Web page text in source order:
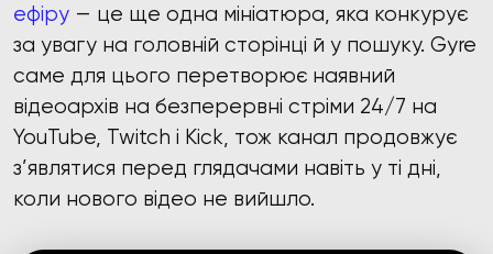
ефіру — це ще одна мініатюра, яка конкурує
за увагу на головній сторінці й у пошуку. Gyre
саме для цього перетворює наявний
відеоархів на безперервні стріми 24/7 на
YouTube, Twitch і Kick, тож канал продовжує
з’являтися перед глядачами навіть у ті дні,
коли нового відео не вийшло.